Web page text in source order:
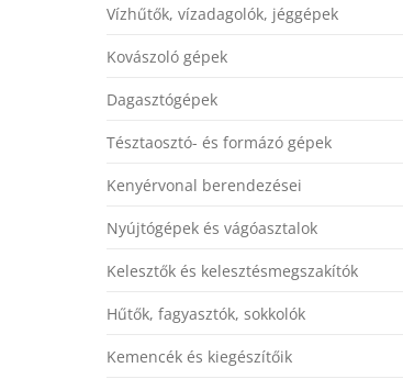
Vízhűtők, vízadagolók, jéggépek
Kovászoló gépek
Dagasztógépek
Tésztaosztó- és formázó gépek
Kenyérvonal berendezései
Nyújtógépek és vágóasztalok
Kelesztők és kelesztésmegszakítók
Hűtők, fagyasztók, sokkolók
Kemencék és kiegészítőik